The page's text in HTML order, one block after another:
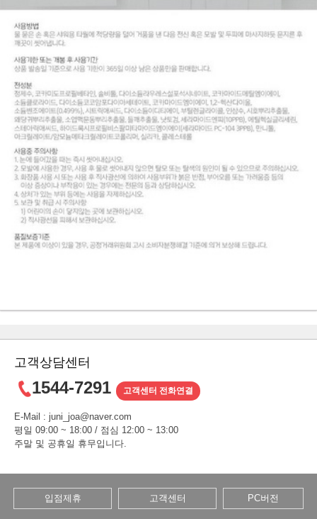
고객상담센터
1544-7291 고객센터 전화연결
E-Mail : juni_joa@naver.com
평일 09:00 ~ 18:00 / 점심 12:00 ~ 13:00
주말 및 공휴일 휴무입니다.
입점제휴 고객센터 PC버전